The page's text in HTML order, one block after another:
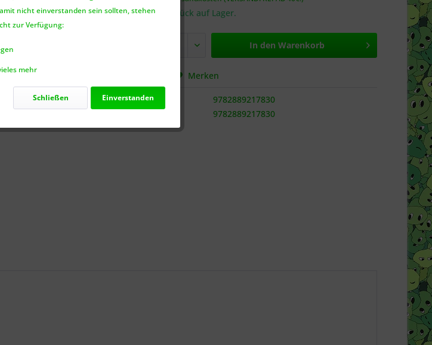
Nur noch 2 Stück auf Lager.
In den Warenkorb
Merken
Artikel-Nr.:
9782889217830
9782889217830
nicht einverstanden sein sollten, stehen
zur Verfügung:
mehr
Einverstanden
Schließen